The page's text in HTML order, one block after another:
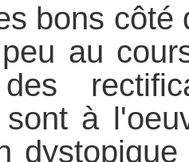
bons côté
au
à